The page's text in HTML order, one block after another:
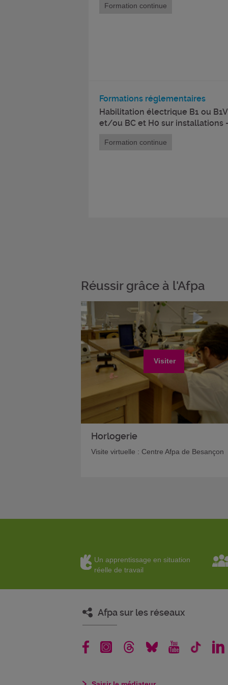
Formation continue
Formations réglementaires
Habilitation électrique B1 ou
et/ou BC et H0 sur installations
Formation continue
Réussir grâce à l'Afpa
Visiter
Horlogerie
Visite virtuelle : Centre Afpa de Besançon
Un apprentissage en situation
réelle de travail
Afpa sur les réseaux